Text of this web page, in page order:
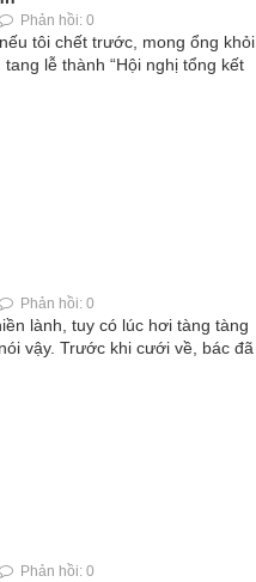
Phản hồi: 0
tôi chết trước, mong ổng khỏi
lễ thành “Hội nghị tổng kết
Phản hồi: 0
lành, tuy có lúc hơi tàng tàng
vậy. Trước khi cưới về, bác đã
Phản hồi: 0